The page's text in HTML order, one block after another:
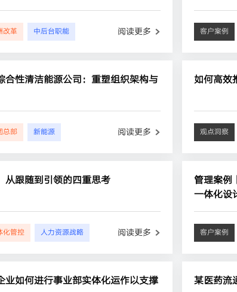
改革 中后台职能 阅读更多 客户案例
合性清洁能源公司：重塑组织架构与
总部 新能源 阅读更多
如何高效
观点洞察
从跟随到引领的四重思考
化管控 人力资源战略 阅读更多
管理案例
一体化设
客户案例
业如何进行事业部实体化运作以支撑
某医药流